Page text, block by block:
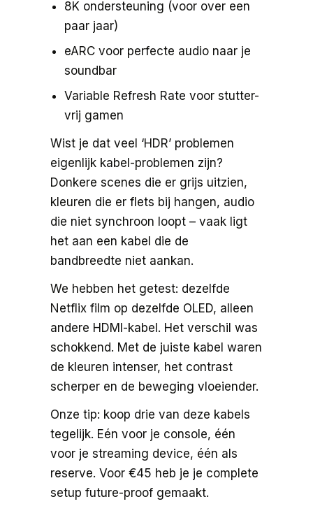
8K ondersteuning (voor over een
paar jaar)
eARC voor perfecte audio naar je
soundbar
Variable Refresh Rate voor stutter-
vrij gamen
Wist je dat veel ‘HDR’ problemen
eigenlijk kabel-problemen zijn?
Donkere scenes die er grijs uitzien,
kleuren die er flets bij hangen, audio
die niet synchroon loopt – vaak ligt
het aan een kabel die de
bandbreedte niet aankan.
We hebben het getest: dezelfde
Netflix film op dezelfde OLED, alleen
andere HDMI-kabel. Het verschil was
schokkend. Met de juiste kabel waren
de kleuren intenser, het contrast
scherper en de beweging vloeiender.
Onze tip: koop drie van deze kabels
tegelijk. Eén voor je console, één
voor je streaming device, één als
reserve. Voor €45 heb je je complete
setup future-proof gemaakt.